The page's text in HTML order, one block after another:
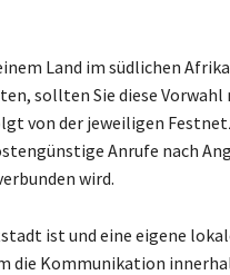
Land im südlichen
sollten Sie diese Vorwahl
von der jeweiligen
Anrufe nach
wird.
ist und eine eigene
die Kommunikation